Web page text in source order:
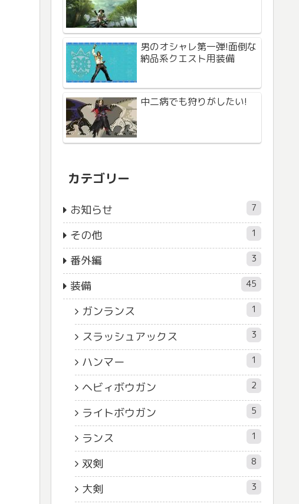
男のオシャレ第一弾!面倒な
納品系クエスト用装備
中二病でも狩りがしたい!
カテゴリー
お知らせ 7
その他 1
番外編 3
装備 45
ガンランス 1
スラッシュアックス 3
ハンマー 1
ヘビィボウガン 2
ライトボウガン 5
ランス 1
双剣 8
大剣 3